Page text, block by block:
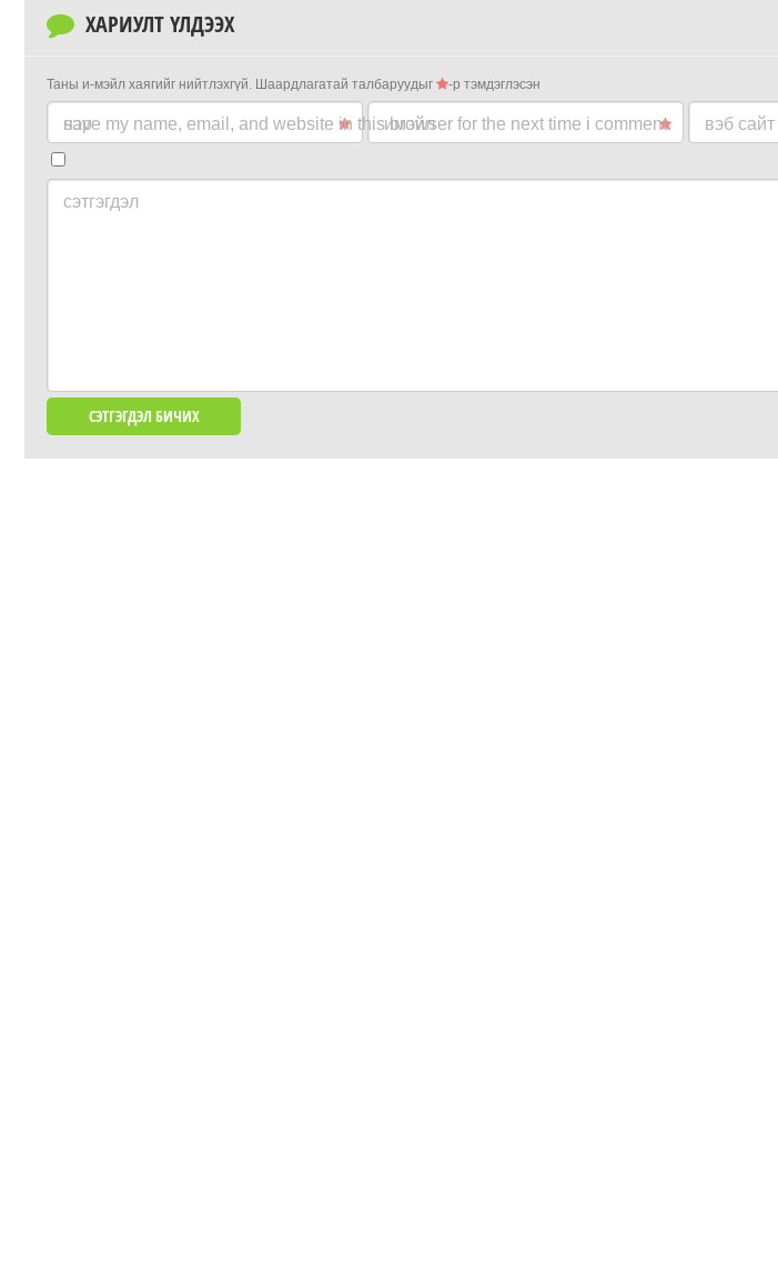
ХАРИУЛТ ҮЛДЭЭХ
Таны и-мэйл хаягийг нийтлэхгүй. Шаардлагатай талбаруудыг -р тэмдэглэсэн
нэр имэйл вэб сайт
save my name, email, and website in this browser for the next time i comment.
сэтгэгдэл